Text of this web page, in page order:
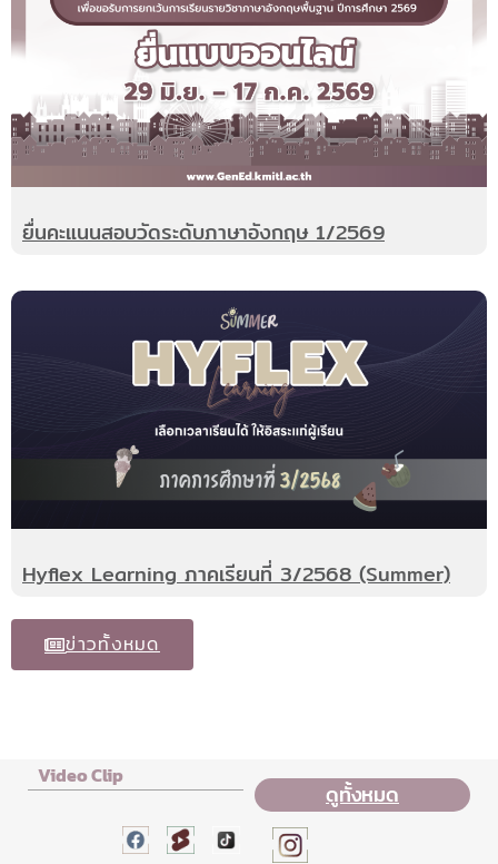
ยื่นคะแนนสอบวัดระดับภาษาอังกฤษ 1/2569
Hyflex Learning ภาคเรียนที่ 3/2568 (Summer)
ข่าวทั้งหมด
Video Clip
ดูทั้งหมด